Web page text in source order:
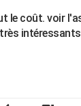
le coût. voir